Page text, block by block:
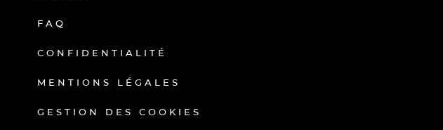
FAQ
CONFIDENTIALITÉ
MENTIONS LÉGALES
GESTION DES COOKIES